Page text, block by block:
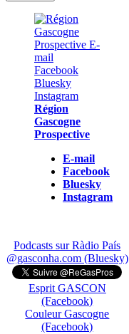
Région
Gascogne
Prospective
E-mail
Facebook
Bluesky
Instagram
Podcasts sur Ràdio País
@gasconha.com (Bluesky)
Esprit GASCON
(Facebook)
Couleur Gascogne
(Facebook)